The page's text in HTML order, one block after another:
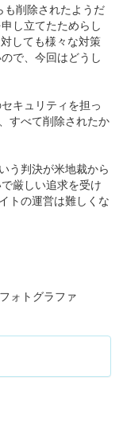
も削除されたようだ
し立てたためらし
しても様々な対策
で、今回はどうし
キュリティを担っ
すべて削除されたか
う判決が米地裁から
厳しい追求を受け
トの運営は難しくな
ォトグラファ